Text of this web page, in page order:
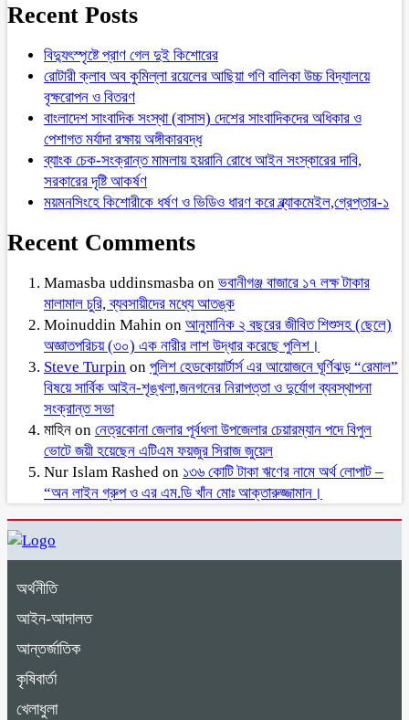
Recent Posts
বিদ্যুৎস্পৃষ্টে প্রাণ গেল দুই কিশোরের
রোটারী ক্লাব অব কুমিল্লা রয়েলের আছিয়া গণি বালিকা উচ্চ বিদ্যালয়ে
বৃক্ষরোপন ও বিতরণ
বাংলাদেশ সাংবাদিক সংস্থা (বাসাস) দেশের সাংবাদিকদের অধিকার ও
পেশাগত মর্যাদা রক্ষায় অঙ্গীকারবদ্ধ
ব্যাংক চেক-সংক্রান্ত মামলায় হয়রানি রোধে আইন সংস্কারের দাবি,
সরকারের দৃষ্টি আকর্ষণ
ময়মনসিংহে কিশোরীকে ধর্ষণ ও ভিডিও ধারণ করে ব্ল্যাকমেইল,গ্রেপ্তার-১
Recent Comments
Mamasba uddinsmasba on ভবানীগঞ্জ বাজারে ১৭ লক্ষ টাকার
মালামাল চুরি, ব্যবসায়ীদের মধ্যে আতঙ্ক
Moinuddin Mahin on আনুমানিক ২ বছরের জীবিত শিশুসহ (ছেলে)
অজ্ঞাতপরিচয় (৩০) এক নারীর লাশ উদ্ধার করেছে পুলিশ।
Steve Turpin on পুলিশ হেডকোয়ার্টার্স এর আয়োজনে ঘূর্ণিঝড় “রেমাল”
বিষয়ে সার্বিক আইন-শৃঙ্খলা,জনগনের নিরাপত্তা ও দুর্যোগ ব্যবস্থাপনা
সংক্রান্ত সভা
মাহিন on নেত্রকোনা জেলার পূর্বধলা উপজেলার চেয়ারম্যান পদে বিপুল
ভোটে জয়ী হয়েছেন এটিএম ফয়জুর সিরাজ জুয়েল
Nur Islam Rashed on ১৩৬ কোটি টাকা ঋণের নামে অর্থ লোপাট –
“অন লাইন গ্রুপ ও এর এম.ডি খাঁন মোঃ আক্তারুজ্জামান।
অর্থনীতি
আইন-আদালত
আন্তর্জাতিক
কৃষিবার্তা
খেলাধুলা